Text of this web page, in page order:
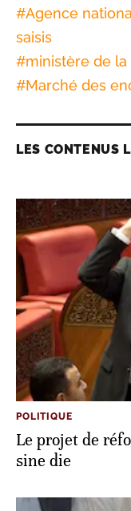
#Agence
saisis
#ministère de la
#Marché des
LES CONTENUS
POLITIQUE
Le projet de
sine die